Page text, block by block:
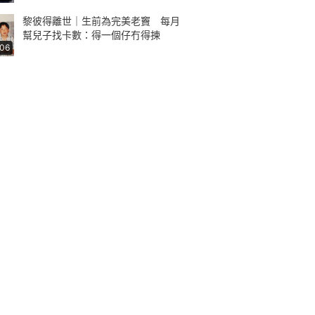
黎彼得離世｜生前為完美老竇 每月
幫兒子找卡數：得一個仔冇得揀